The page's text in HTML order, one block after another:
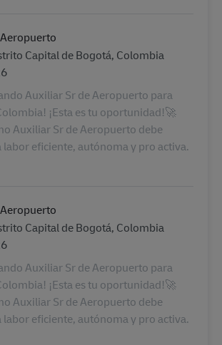
Capital de Bogotá, Colombia
Auxiliar Sr de Aeropuerto para
¡Esta es tu oportunidad!🚀
Auxiliar Sr de Aeropuerto debe
eficiente, autónoma y pro activa.
Capital de Bogotá, Colombia
Auxiliar Sr de Aeropuerto para
¡Esta es tu oportunidad!🚀
Auxiliar Sr de Aeropuerto debe
eficiente, autónoma y pro activa.